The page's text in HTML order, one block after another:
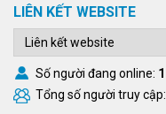
LIÊN KẾT WEBSITE
Số người đang online: 1
Tổng số người truy cập: